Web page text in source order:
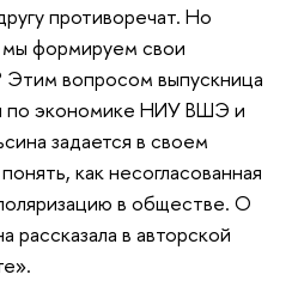
противоречат. Но
мы формируем свои
Этим вопросом выпускница
по экономике НИУ ВШЭ и
задается в своем
как несогласованная
в обществе. О
рассказала в авторской